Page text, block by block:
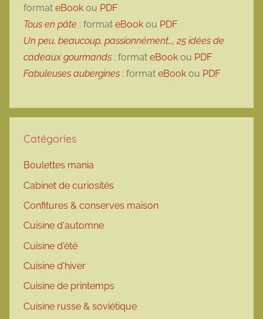
format eBook ou PDF
Tous en pâte : format eBook ou PDF
Un peu, beaucoup, passionnément…, 25 idées de
cadeaux gourmands : format eBook ou PDF
Fabuleuses aubergines : format eBook ou PDF
Catégories
Boulettes mania
Cabinet de curiosités
Confitures & conserves maison
Cuisine d'automne
Cuisine d'été
Cuisine d'hiver
Cuisine de printemps
Cuisine russe & soviétique